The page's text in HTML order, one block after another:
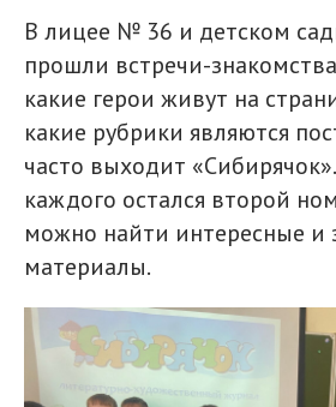
В лицее № 36 и детском
прошли встречи-
какие герои живут на
какие рубрики являются
часто выходит
каждого остался второй
можно найти интересные и
материалы.